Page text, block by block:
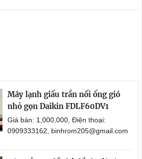
Máy lạnh giấu trần nối ống gió
nhỏ gọn Daikin FDLF60DV1
Giá bán: 1,000,000, Điện thoại:
0909333162, binhrom205@gmail.com